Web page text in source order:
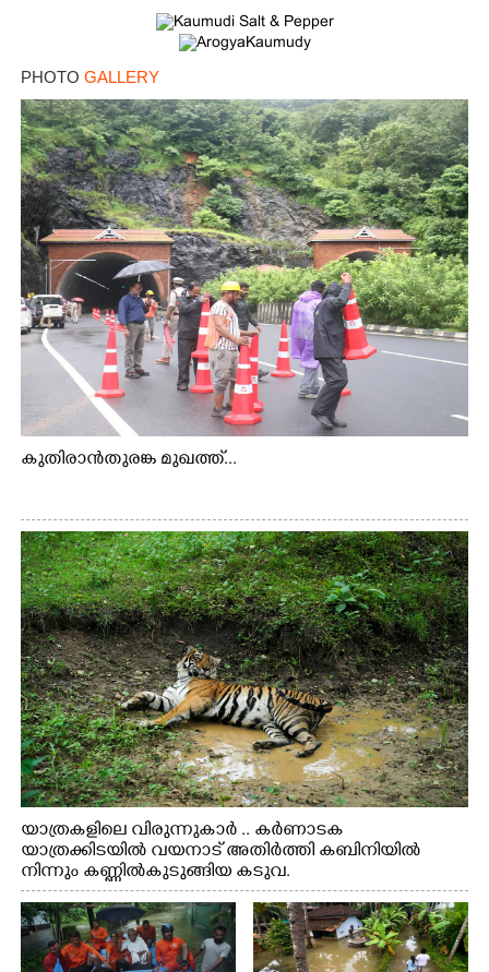
PHOTO GALLERY
കുതിരാൻതുരങ്ക മുഖത്ത്...
യാത്രകളിലെ വിരുന്നുകാർ .. കർണാടക
യാത്രക്കിടയിൽ വയനാട് അതിർത്തി കബിനിയിൽ
നിന്നും കണ്ണിൽകുടുങ്ങിയ കടുവ.